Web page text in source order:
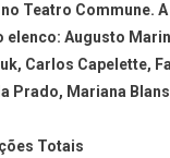
Teatro Commune.
elenco: Augusto
Carlos Capelette,
Prado, Mariana
Totais